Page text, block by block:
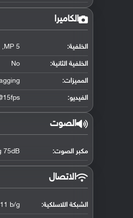
الكاميرا
الخلفية: 5 MP,
الخلفية الثانية: No
المميزات:
الفيديو:
الصوت
مكبر الصوت: 75dB
الاتصال
الشبكة اللاسلكية: b/g